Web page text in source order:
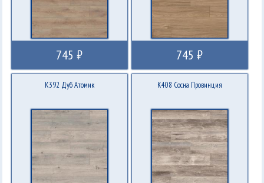
745 ₽ 745 ₽
K392 Дуб Атомик K408 Сосна Провинция